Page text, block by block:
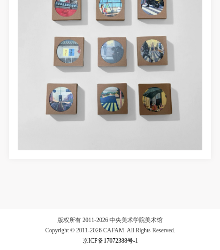
版权所有 2011-2026 中央美术学院美术馆
Copyright © 2011-2026 CAFAM. All Rights Reserved.
京ICP备17072388号-1
手机号码
手机号码将作为您的登录账号
验证码
可使用雅昌艺术网会员账户登录